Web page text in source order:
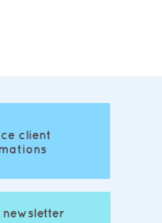
client
newsletter